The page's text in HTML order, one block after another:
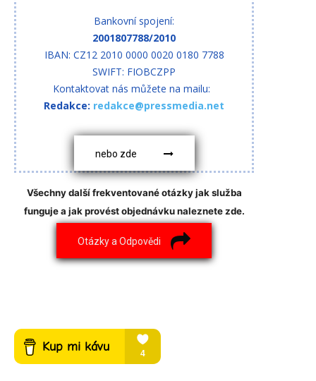
Bankovní spojení:
2001807788/2010
IBAN: CZ12 2010 0000 0020 0180 7788
SWIFT: FIOBCZPP
Kontaktovat nás můžete na mailu:
Redakce: redakce@pressmedia.net
nebo zde
Všechny další frekventované otázky jak služba
funguje a jak provést objednávku naleznete zde.
Otázky a Odpovědi